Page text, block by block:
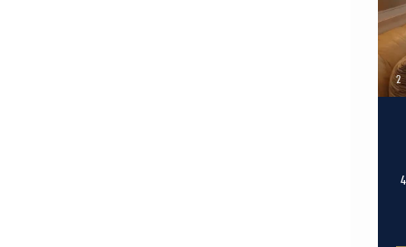
2
למכירה בהרצליה פיתוח, ברחוב מבוקש מערבי ושקט! בית כפרי שניתן לשיפוץ, 4